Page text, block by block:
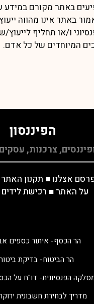
באתר מקורם
באתר אינו מהווה
ו/או תחליף
המיוחדים של כל אדם.
הפיננסון
צרכנות,
אצלנו ■ תקנון האתר
על האתר ■ רכישת לידים
הר הכסף- איתור כספים
הר הביטוח- בדיקת
הפנסיונית- דו"ח על
מדריך לבחירת חשבונית